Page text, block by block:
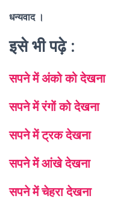
धन्यवाद ।
इसे भी पढ़े :
सपने में अंको को देखना
सपने में रंगों को देखना
सपने में ट्रक देखना
सपने में आंखे देखना
सपने में चेहरा देखना